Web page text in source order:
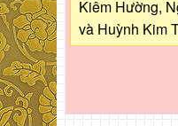
Kiêm Hường,
và Huỳnh Kim